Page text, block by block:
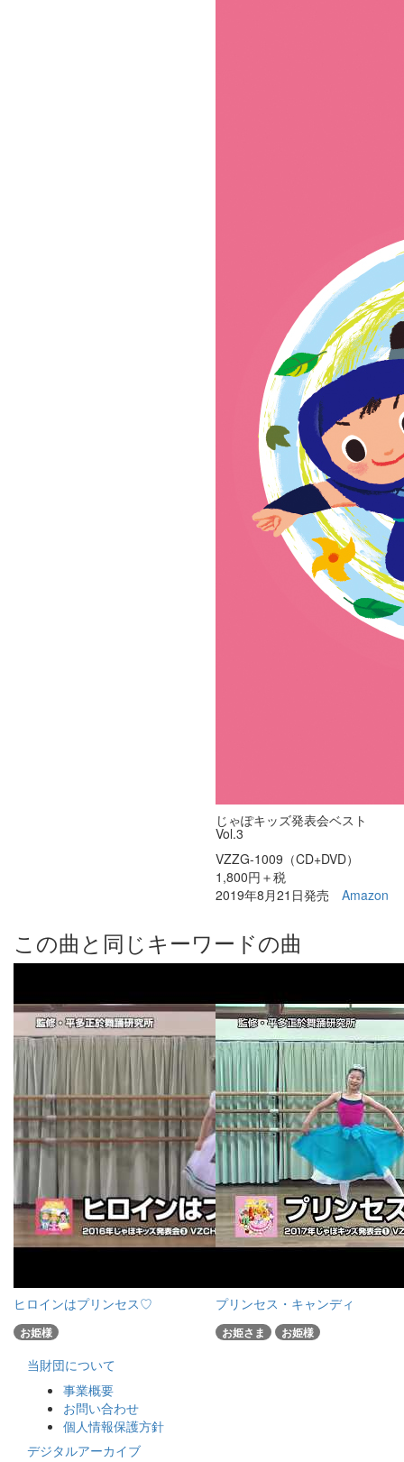
じゃぽキッズ発表会ベスト
Vol.3
VZZG-1009（CD+DVD）
1,800円＋税
2019年8月21日発売 Amazon
この曲と同じキーワードの曲
ヒロインはプリンセス♡
お姫様
プリンセス・キャンディ
お姫さま お姫様
当財団について
事業概要
お問い合わせ
個人情報保護方針
デジタルアーカイブ